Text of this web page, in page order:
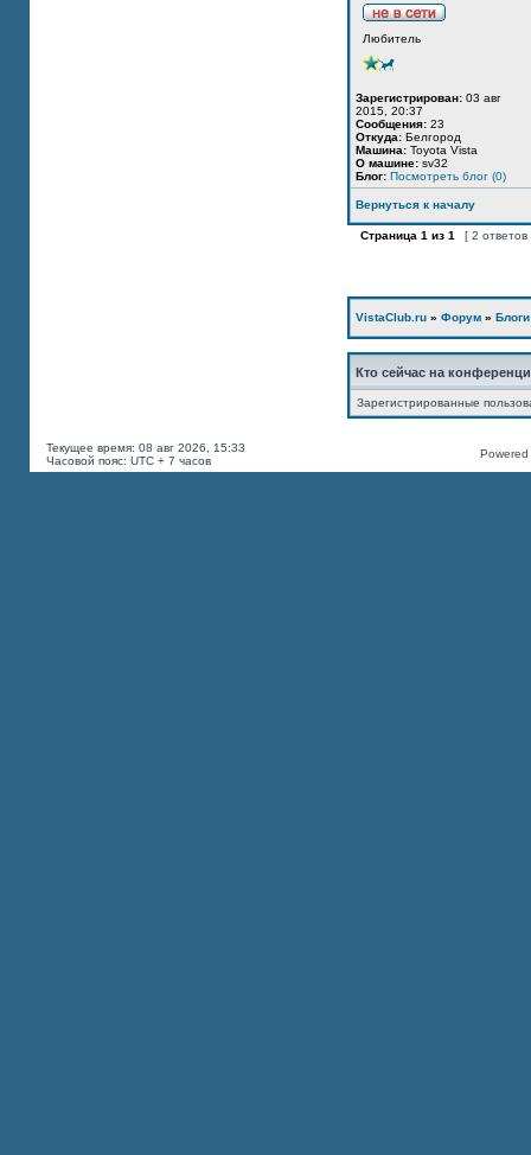
Любитель
Зарегистрирован: 03 авг
2015, 20:37
Сообщения: 23
Откуда: Белгород
Машина: Toyota Vista
О машине: sv32
Блог: Посмотреть блог (0)
Вернуться к началу
Страница 1 из 1 [ 2
VistaClub.ru » Форум » Блоги
Кто сейчас на
Зарегистрированные
Текущее время: 08 авг 2026, 15:33
Часовой пояс: UTC + 7 часов